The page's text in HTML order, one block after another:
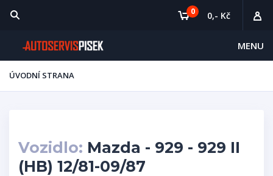
MENU
0 0,- Kč
ÚVODNÍ STRANA
Vozidlo: Mazda - 929 - 929 II
(HB) 12/81-09/87